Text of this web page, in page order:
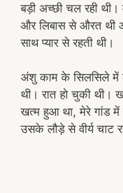
बड़ी अच्छी चल रही
और लिबास से औरत थी
साथ प्यार से रहती थी।
अंशु काम के सिलसिले में
थी। रात हो चुकी थी।
खत्म हुआ था, मेरे गांड में
उसके लौड़े से वीर्य चाट